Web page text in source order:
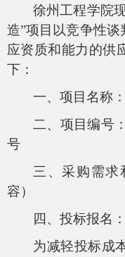
徐州工程学院
造”项目以竞争性
应资质和能力的供
下：
一、项目名称
二、项目编号
号
三、采购需求
容）
四、投标报名：
为减轻投标成